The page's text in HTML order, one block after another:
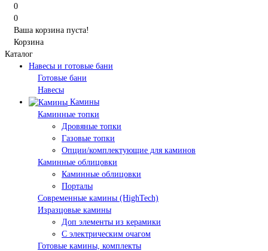
0
0
Ваша корзина пуста!
Корзина
Каталог
Навесы и готовые бани
Готовые бани
Навесы
Камины
Каминные топки
Дровяные топки
Газовые топки
Опции/комплектующие для каминов
Каминные облицовки
Каминные облицовки
Порталы
Современные камины (HighTech)
Изразцовые камины
Доп элементы из керамики
С электрическим очагом
Готовые камины, комплекты